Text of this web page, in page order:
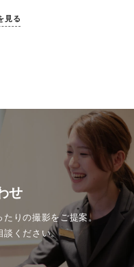
見る
せ
たりの撮影をご提案。
談ください。